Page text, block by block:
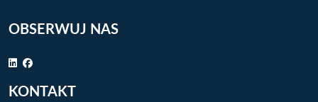
OBSERWUJ NAS
KONTAKT